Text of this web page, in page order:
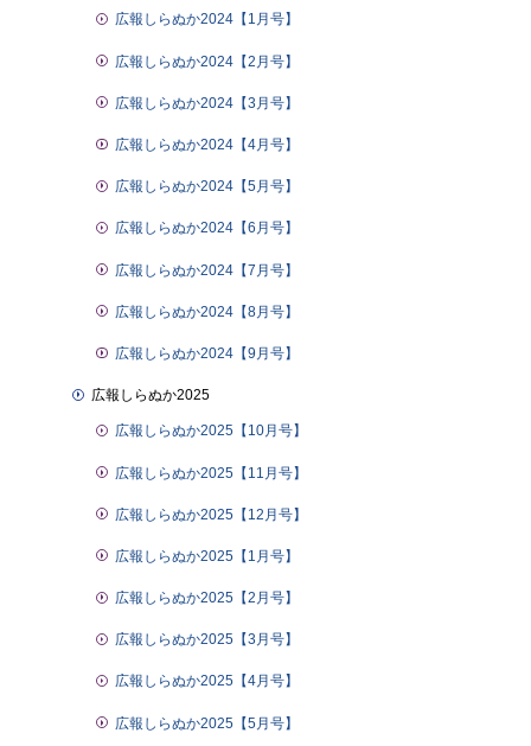
広報しらぬか2024【1月号】
広報しらぬか2024【2月号】
広報しらぬか2024【3月号】
広報しらぬか2024【4月号】
広報しらぬか2024【5月号】
広報しらぬか2024【6月号】
広報しらぬか2024【7月号】
広報しらぬか2024【8月号】
広報しらぬか2024【9月号】
広報しらぬか2025
広報しらぬか2025【10月号】
広報しらぬか2025【11月号】
広報しらぬか2025【12月号】
広報しらぬか2025【1月号】
広報しらぬか2025【2月号】
広報しらぬか2025【3月号】
広報しらぬか2025【4月号】
広報しらぬか2025【5月号】